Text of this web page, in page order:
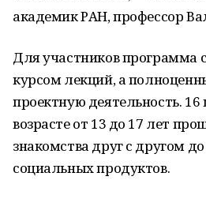
академик РАН, профессор
Для участников программа
курсом лекций, а
проектную деятельность.
возрасте от 13 до 17 лет
знакомства друг с другом
социальных продуктов.